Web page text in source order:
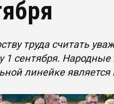
труда считать
1 сентября.
линейке